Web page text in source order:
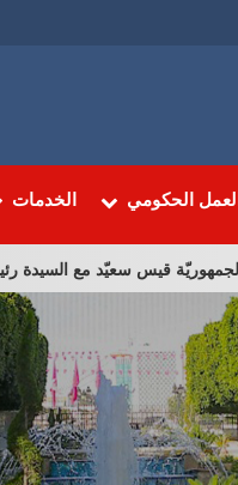
العمل الحكومي الخدمات
قيس سعيّد مع السيدة رئيسة